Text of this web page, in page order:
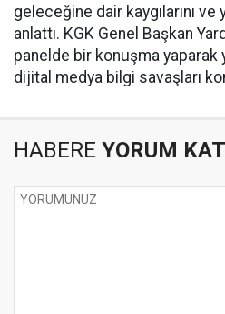
geleceğine dair kaygılarını ve
anlattı. KGK Genel Başkan
panelde bir konuşma yaparak
dijital medya bilgi savaşları
HABERE YORUM KAT